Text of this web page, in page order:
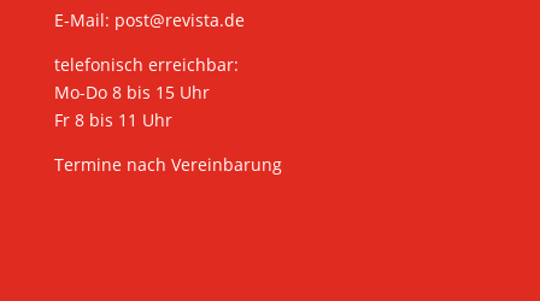
E-Mail: post@revista.de
telefonisch erreichbar:
Mo-Do 8 bis 15 Uhr
Fr 8 bis 11 Uhr
Termine nach Vereinbarung